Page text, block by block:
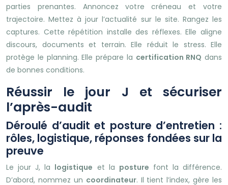
parties prenantes. Annoncez votre créneau et votre
trajectoire. Mettez à jour l’actualité sur le site. Rangez les
captures. Cette répétition installe des réflexes. Elle aligne
discours, documents et terrain. Elle réduit le stress. Elle
protège le planning. Elle prépare la certification RNQ dans
de bonnes conditions.
Réussir le jour J et sécuriser
l’après-audit
Déroulé d’audit et posture d’entretien :
rôles, logistique, réponses fondées sur la
preuve
Le jour J, la logistique et la posture font la différence.
D’abord, nommez un coordinateur. Il tient l’index, gère les